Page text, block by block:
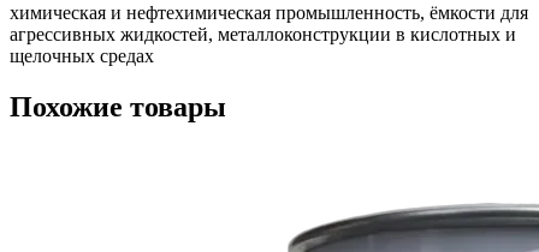
химическая и нефтехимическая промышленность, ёмкости для
агрессивных жидкостей, металлоконструкции в кислотных и
щелочных средах
Похожие товары